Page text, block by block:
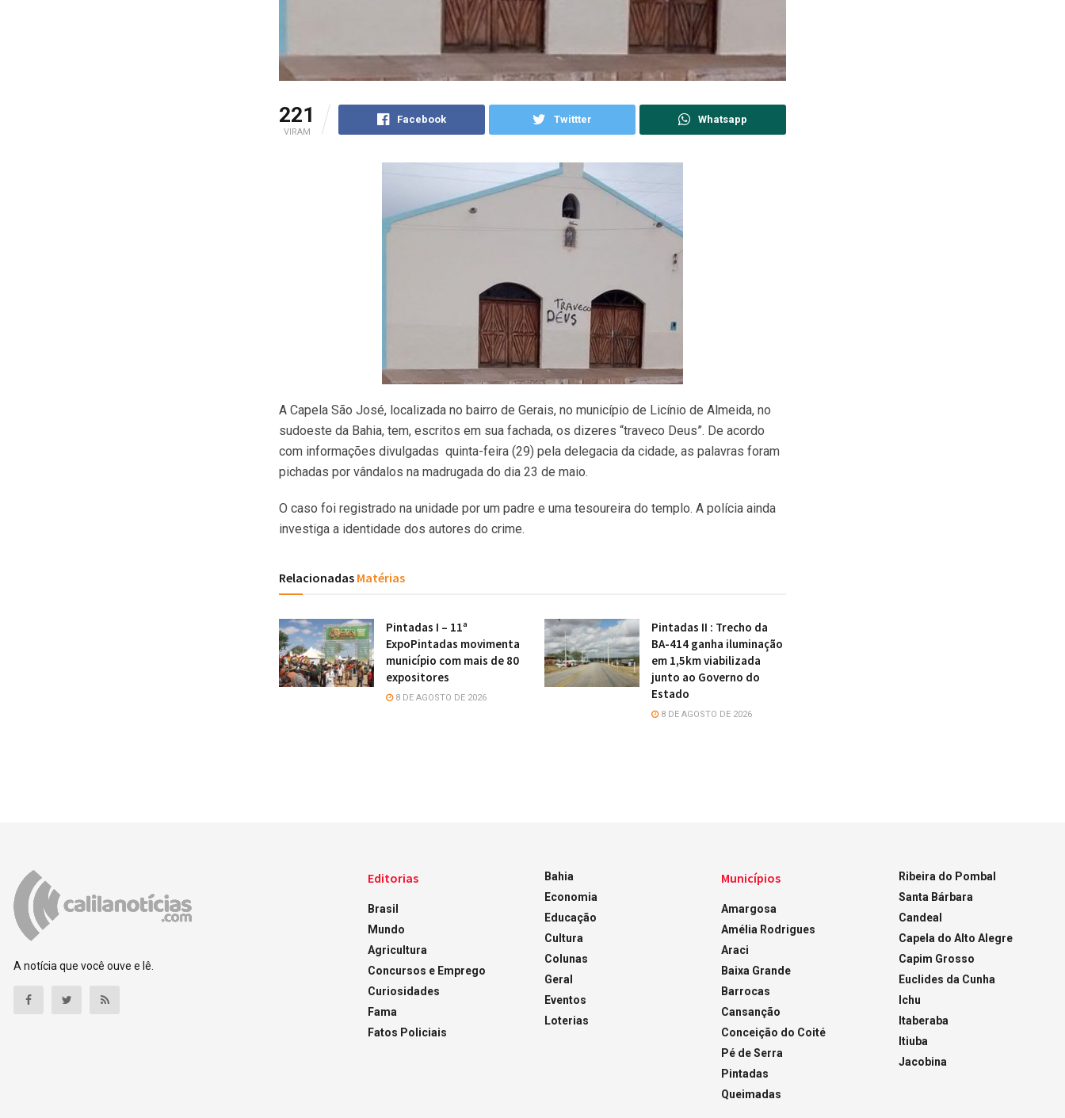
221
VIRAM
Facebook Twittter Whatsapp
A Capela São José, localizada no bairro de Gerais, no município de Licínio de Almeida, no
sudoeste da Bahia, tem, escritos em sua fachada, os dizeres “traveco Deus”. De acordo
com informações divulgadas quinta-feira (29) pela delegacia da cidade, as palavras foram
pichadas por vândalos na madrugada do dia 23 de maio.
O caso foi registrado na unidade por um padre e uma tesoureira do templo. A polícia ainda
investiga a identidade dos autores do crime.
Relacionadas Matérias
Pintadas I – 11ª
ExpoPintadas movimenta
município com mais de 80
expositores
8 DE AGOSTO DE 2026
Pintadas II : Trecho da
BA-414 ganha iluminação
em 1,5km viabilizada
junto ao Governo do
Estado
8 DE AGOSTO DE 2026
A notícia que você ouve e lê.
Editorias
Brasil
Mundo
Agricultura
Concursos e Emprego
Curiosidades
Fama
Fatos Policiais
Bahia
Economia
Educação
Cultura
Colunas
Geral
Eventos
Loterias
Municípios
Amargosa
Amélia Rodrigues
Araci
Baixa Grande
Barrocas
Cansanção
Conceição do Coité
Pé de Serra
Pintadas
Queimadas
Ribeira do Pombal
Santa Bárbara
Candeal
Capela do Alto Alegre
Capim Grosso
Euclides da Cunha
Ichu
Itaberaba
Itiuba
Jacobina